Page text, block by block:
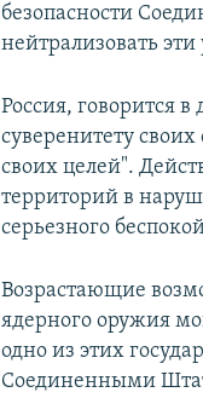
безопасности
нейтрализовать эти
Россия, говорится
суверенитету
своих целей".
территорий в
серьезного
Возрастающие
ядерного оружия
одно из этих
Соединенными